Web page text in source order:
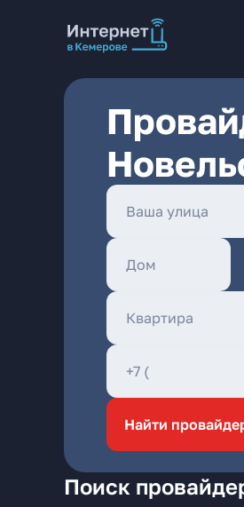
Найти
Поиск